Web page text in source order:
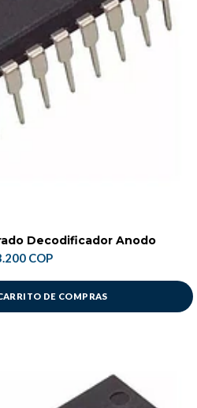
Decodificador Anodo
COP
DE COMPRAS